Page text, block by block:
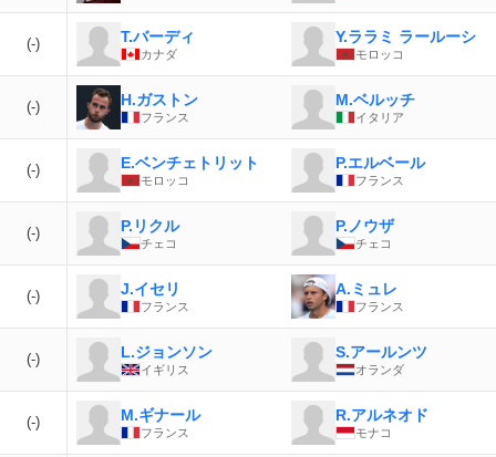
(-) T.バーディ
カナダ
Y.ララミ ラールーシ
モロッコ
(-) H.ガストン
フランス
M.ベルッチ
イタリア
(-) E.ベンチェトリット
モロッコ
P.エルベール
フランス
(-) P.リクル
チェコ
P.ノウザ
チェコ
(-) J.イセリ
フランス
A.ミュレ
フランス
(-) L.ジョンソン
イギリス
S.アールンツ
オランダ
(-) M.ギナール
フランス
R.アルネオド
モナコ